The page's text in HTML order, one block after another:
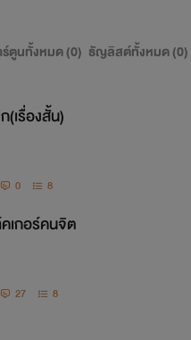
ตูนทั้งหมด (0) ธัญลิสต์ทั้งหมด (0)
(เรื่องสั้น)
0 8
กอร์คนจิต
27 8